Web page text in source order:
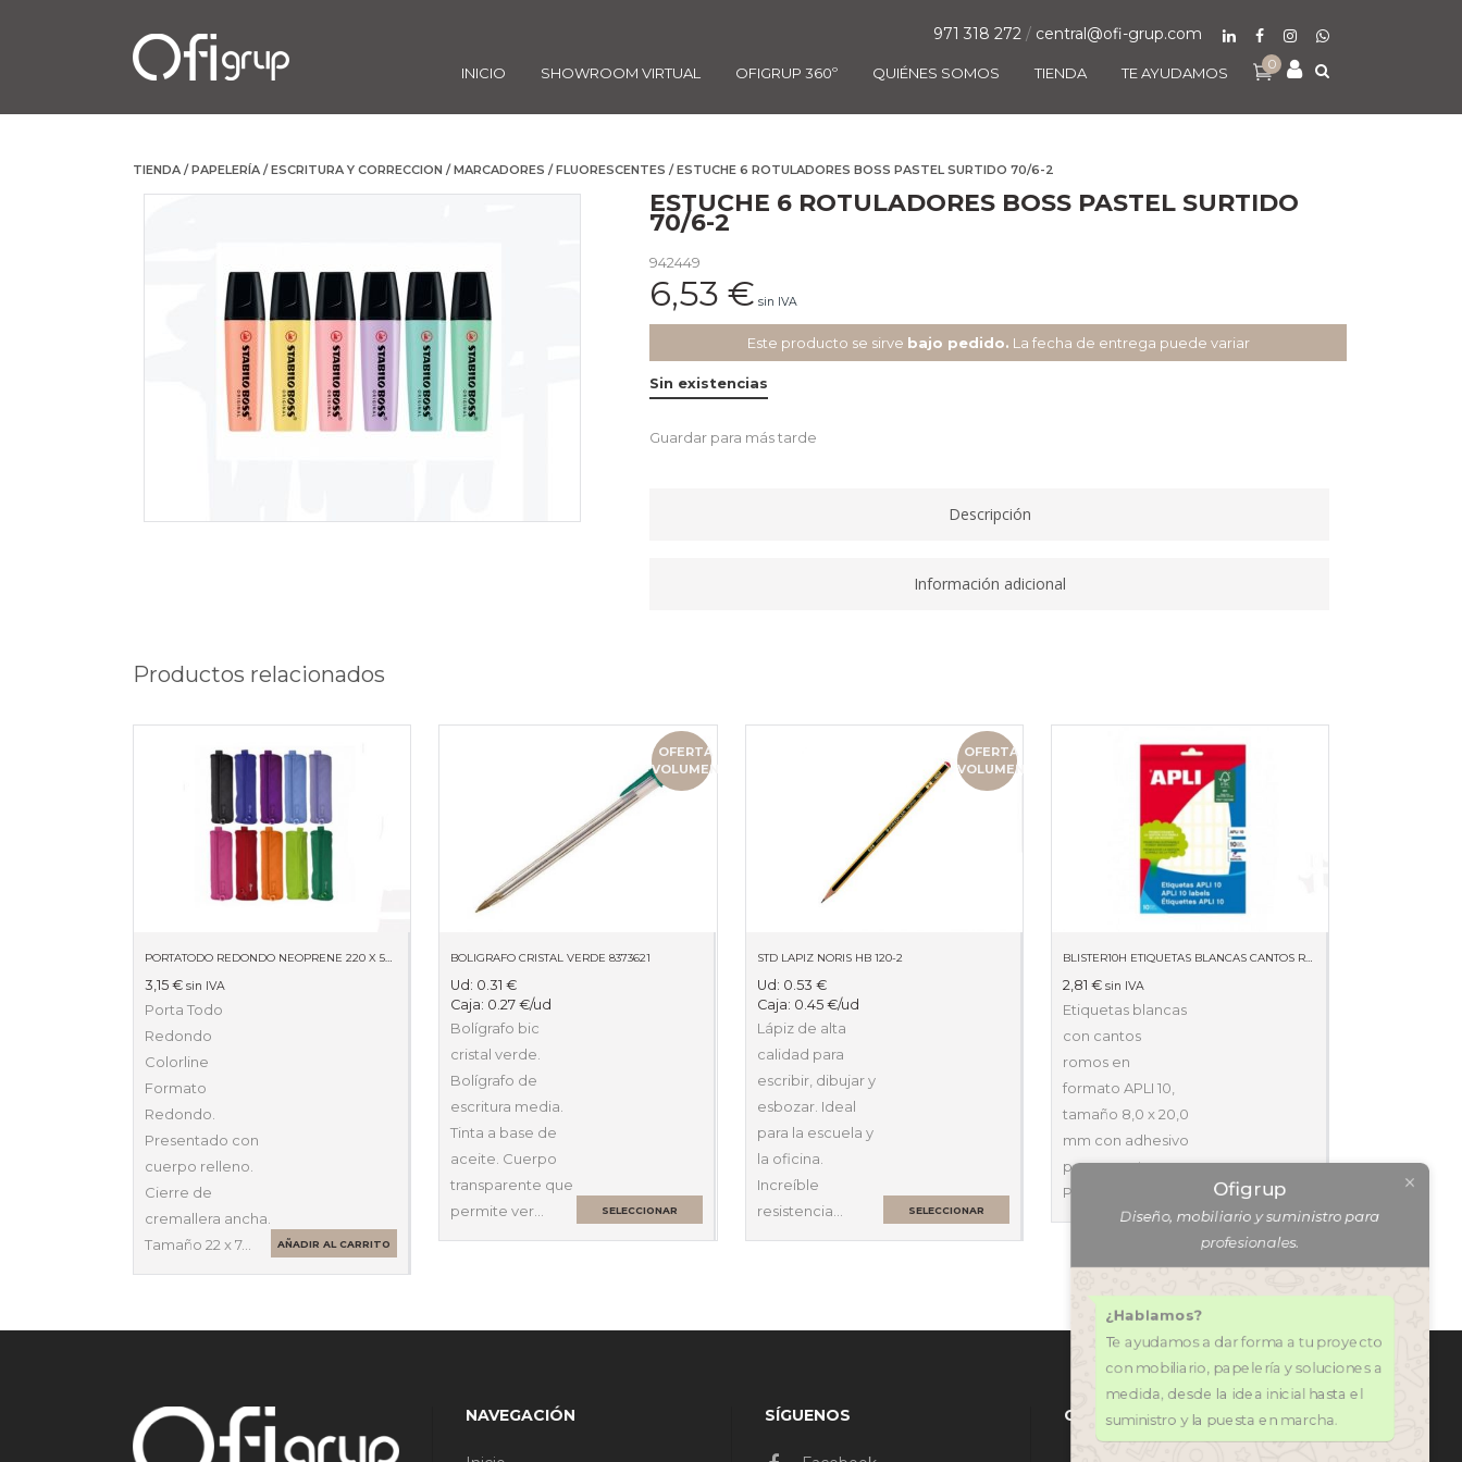
0
INICIO SHOWROOM VIRTUAL OFIGRUP 360º QUIÉNES SOMOS TIENDA TE AYUDAMOS
971 318 272 / central@ofi-grup.com
TIENDA /PAPELERÍA /ESCRITURA Y CORRECCION /MARCADORES /FLUORESCENTES / ESTUCHE 6 ROTULADORES BOSS PASTEL SURTIDO 70/6-2
ESTUCHE 6 ROTULADORES BOSS PASTEL SURTIDO
70/6-2
942449
6,53 € sin IVA
Este producto se sirve bajo pedido. La fecha de entrega puede variar
Sin existencias
Guardar para más tarde
Descripción
Información adicional
Productos relacionados
PORTATODO REDONDO NEOPRENE 220 X 50 X 50 59511
3,15 € sin IVA
Porta Todo
Redondo
Colorline
Formato
Redondo.
Presentado con
cuerpo relleno.
Cierre de
cremallera ancha.
Tamaño 22 x 7…
AÑADIR AL CARRITO
OFERTA
VOLUMEN
BOLIGRAFO CRISTAL VERDE 8373621
Ud: 0.31€
Caja: 0.27€/ud
Bolígrafo bic
cristal verde.
Bolígrafo de
escritura media.
Tinta a base de
aceite. Cuerpo
transparente que
permite ver…
SELECCIONAR
OFERTA
VOLUMEN
STD LAPIZ NORIS HB 120-2
Ud: 0.53 €
Caja: 0.45 €/ud
Lápiz de alta
calidad para
escribir, dibujar y
esbozar. Ideal
para la escuela y
la oficina.
Increíble
resistencia…
SELECCIONAR
BLISTER10H ETIQUETAS BLANCAS CANTOS ROMOS 8 X 20MM 01633
2,81 € sin IVA
Etiquetas blancas
con cantos
romos en
formato APLI 10,
tamaño 8,0 x 20,0
mm con adhesivo
permanente.
Pack…
AÑADIR AL CARRITO
NAVEGACIÓN SÍGUENOS CONTÁCTANOS
Ofigrup
Diseño, mobiliario y suministro para
profesionales.
¿Hablamos?
Te ayudamos a dar forma a tu proyecto
con mobiliario, papelería y soluciones a
medida, desde la idea inicial hasta el
suministro y la puesta en marcha.